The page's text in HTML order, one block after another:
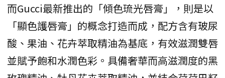
而Gucci最新推出的「傾色琉光唇膏」，則是以
「顯色護唇膏」的概念打造而成，配方含有玻尿
酸、果油、花卉萃取精油為基底，有效滋潤雙唇
並賦予飽和水潤色彩。具備奢華而高滋潤度的黑